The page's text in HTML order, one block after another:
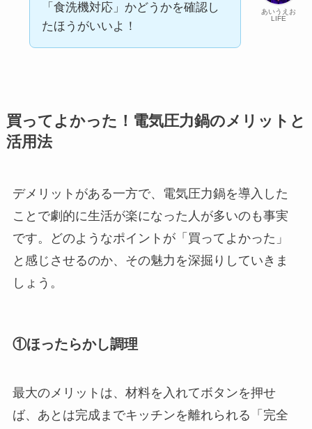
あいうえお
LIFE
「食洗機対応」かどうかを確認し
たほうがいいよ！
買ってよかった！電気圧力鍋のメリットと
活用法
デメリットがある一方で、電気圧力鍋を導入した
ことで劇的に生活が楽になった人が多いのも事実
です。どのようなポイントが「買ってよかった」
と感じさせるのか、その魅力を深掘りしていきま
しょう。
①ほったらかし調理
最大のメリットは、材料を入れてボタンを押せ
ば、あとは完成までキッチンを離れられる「完全